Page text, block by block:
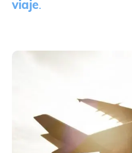
viaje.